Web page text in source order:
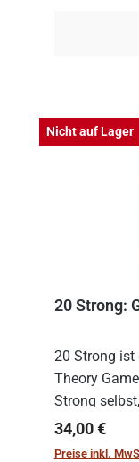
Nicht auf Lager
20 Strong:
20 Strong ist
Theory
Strong
einfachen
immer mit
Regulärer
34,00 €
Preise inkl.